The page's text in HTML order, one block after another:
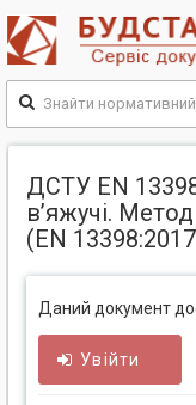
ДСТУ EN
в’яжучі.
(EN
Даний документ
Увійти